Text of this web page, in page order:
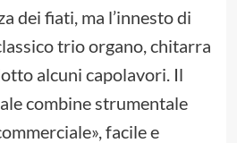
dei fiati, ma l’innesto di
trio organo, chitarra
alcuni capolavori. Il
combine strumentale
facile e